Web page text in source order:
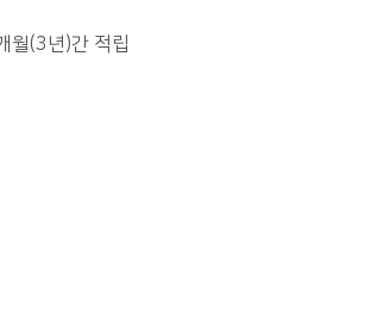
월(3년)간 적립